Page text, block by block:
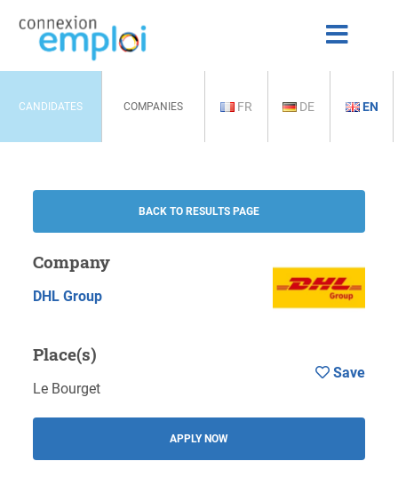
CANDIDATES COMPANIES FR DE EN
BACK TO RESULTS PAGE
Company
DHL Group
Place(s)
Le Bourget
APPLY NOW
Save